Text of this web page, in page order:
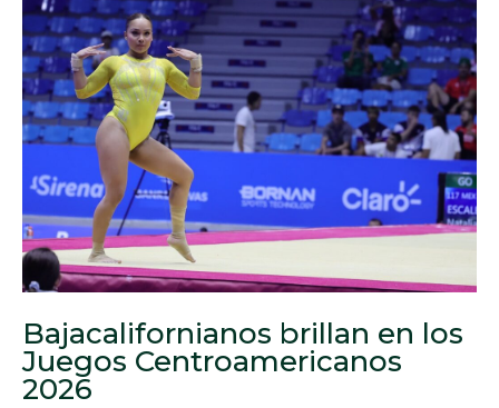
Bajacalifornianos brillan en los
Juegos Centroamericanos
2026